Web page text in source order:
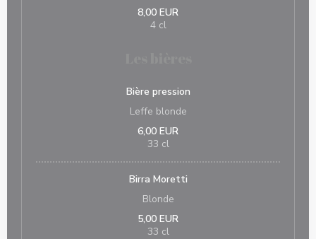
8,00 EUR
4 cl
Bière pression
Leffe blonde
6,00 EUR
33 cl
Birra Moretti
Blonde
5,00 EUR
33 cl